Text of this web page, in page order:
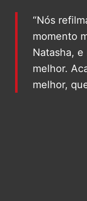
“Nós
momento
Natasha,
melhor.
melhor,